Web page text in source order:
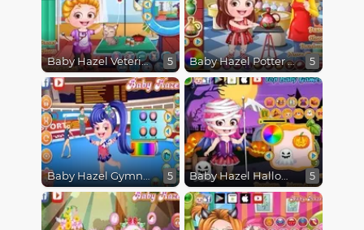
Baby Hazel Veterinarian Dressup 5 Baby Hazel Potter Dressup 5
Baby Hazel Gymnast Dressup 5 Baby Hazel Halloween Dressup 5